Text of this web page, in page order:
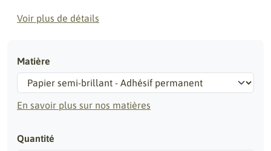
Voir plus de détails
Matière
En savoir plus sur nos matières
Quantité